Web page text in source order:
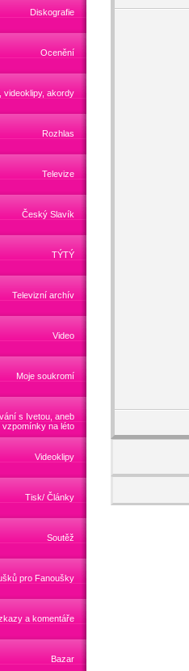
Diskografie
Ocenění
videoklipy, akordy
Rozhlas
Televize
Český Slavík
TÝTÝ
Televizní archív
Video
Moje soukromí
s Ivetou, aneb
vzpomínky na léto
Videoklipy
Tisk/ Články
Soutěž
pro Fanoušky
a komentáře
Bazar